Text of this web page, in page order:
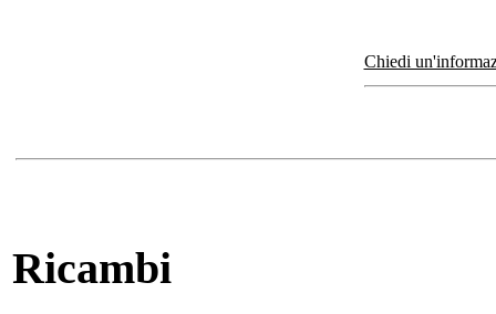
Chiedi
Ricambi